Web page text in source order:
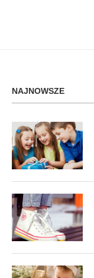
NAJNOWSZE